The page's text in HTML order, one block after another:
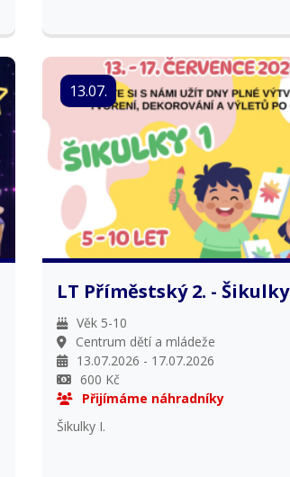
13.07.
LT Příměstský 2. - Šikulky
Věk 5-10
Centrum dětí a mládeže
13.07.2026 - 17.07.2026
600 Kč
Přijímáme náhradníky
Šikulky I.